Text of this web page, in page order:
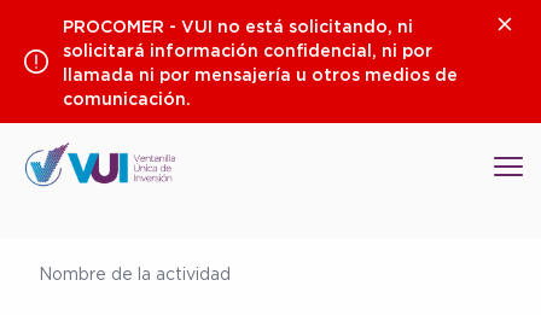
contenido
PROCOMER - VUI no está solicitando, ni
solicitará información confidencial, ni por
llamada ni por mensajería u otros medios de
comunicación.
Nombre de la actividad